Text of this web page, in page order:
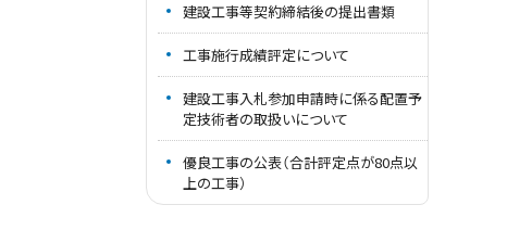
建設工事等契約締結後の提出書類
工事施行成績評定について
建設工事入札参加申請時に係る配置予
定技術者の取扱いについて
優良工事の公表（合計評定点が80点以
上の工事）